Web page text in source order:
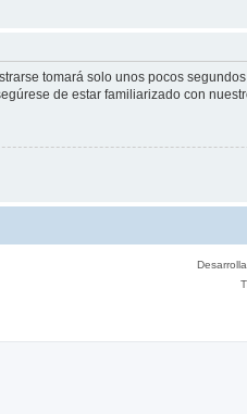
tomará solo unos pocos
de estar familiarizado con